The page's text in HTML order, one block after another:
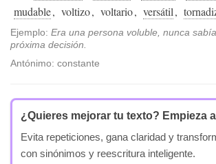
Temas recientes
mudable, voltizo, voltario, versátil,
Ejemplo: Era una persona voluble, nunca
próxima decisión.
Antónimo: constante
¿Quieres mejorar tu texto? Empieza
Evita repeticiones, gana claridad y
con sinónimos y reescritura inteligente.